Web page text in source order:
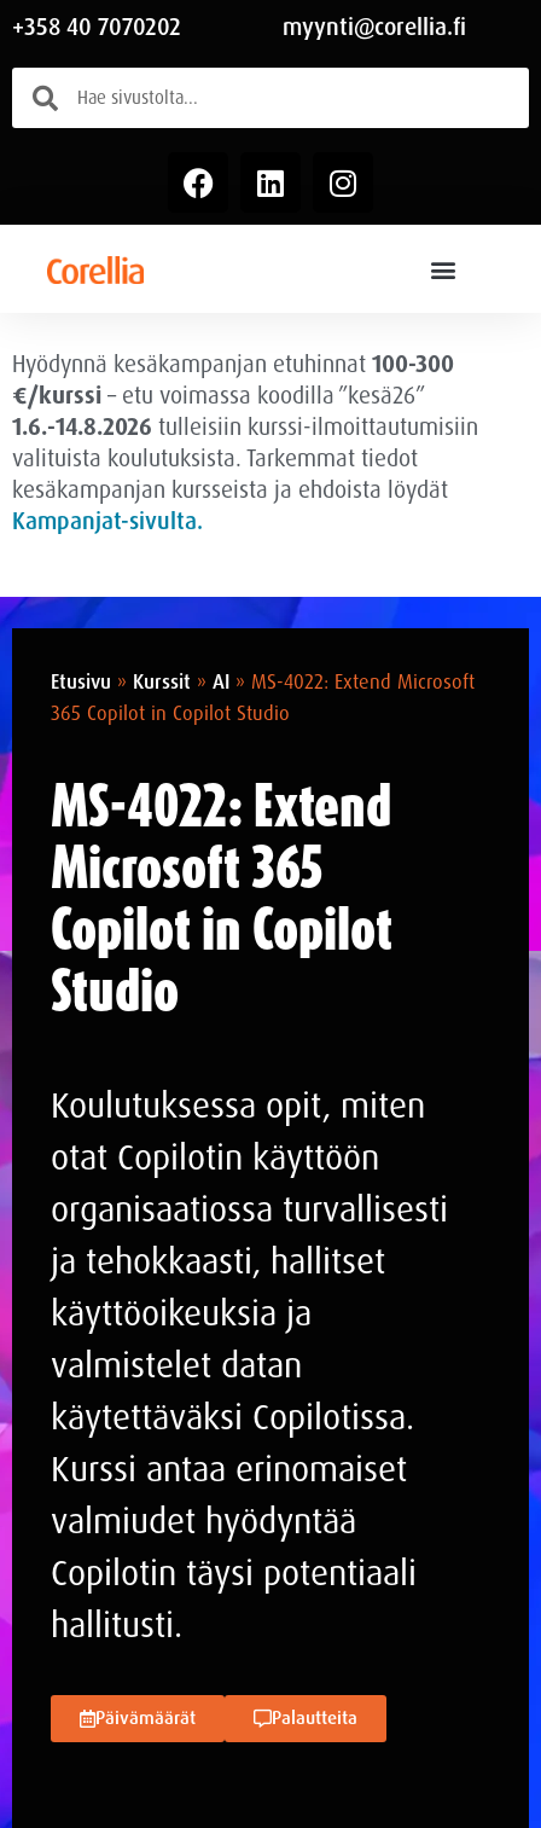
+358 40 7070202 myynti@corellia.fi
Hyödynnä kesäkampanjan etuhinnat 100-300
€/kurssi – etu voimassa koodilla ”kesä26”
1.6.-14.8.2026 tulleisiin kurssi-ilmoittautumisiin
valituista koulutuksista. Tarkemmat tiedot
kesäkampanjan kursseista ja ehdoista löydät
Kampanjat-sivulta.
Etusivu » Kurssit » AI » MS-4022: Extend Microsoft
365 Copilot in Copilot Studio
MS-4022: Extend
Microsoft 365
Copilot in Copilot
Studio
Koulutuksessa opit, miten
otat Copilotin käyttöön
organisaatiossa turvallisesti
ja tehokkaasti, hallitset
käyttöoikeuksia ja
valmistelet datan
käytettäväksi Copilotissa.
Kurssi antaa erinomaiset
valmiudet hyödyntää
Copilotin täysi potentiaali
hallitusti.
Päivämäärät Palautteita